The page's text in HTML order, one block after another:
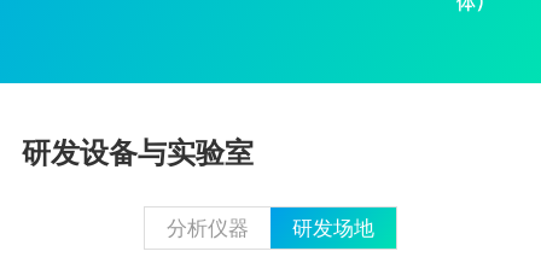
研发设备与实验室
分析仪器 研发场地